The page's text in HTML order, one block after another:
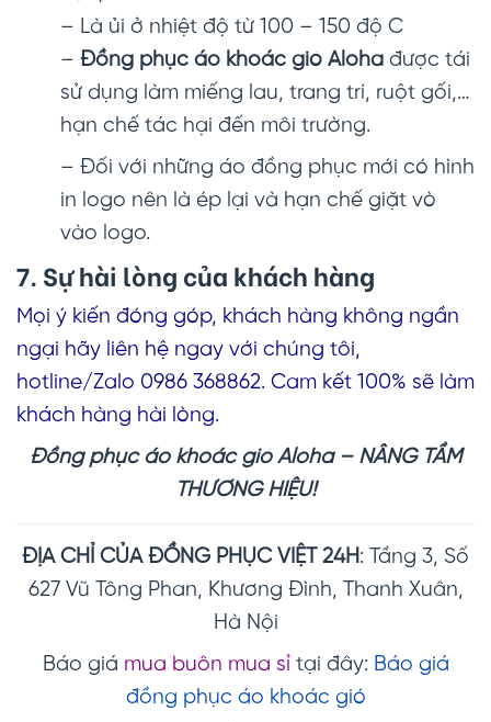
– Là ủi ở nhiệt độ từ 100 – 150 độ C
– Đồng phục áo khoác gió Aloha được tái
sử dụng làm miếng lau, trang trí, ruột gối,…
hạn chế tác hại đến môi trường.
– Đối với những áo đồng phục mới có hình
in logo nên là ép lại và hạn chế giặt vò
vào logo.
7. Sự hài lòng của khách hàng
Mọi ý kiến đóng góp, khách hàng không ngần
ngại hãy liên hệ ngay với chúng tôi,
hotline/Zalo 0986 368862. Cam kết 100% sẽ làm
khách hàng hài lòng.
Đồng phục áo khoác gió Aloha – NÂNG TẦM
THƯƠNG HIỆU!
ĐỊA CHỈ CỦA ĐỒNG PHỤC VIỆT 24H: Tầng 3, Số
627 Vũ Tông Phan, Khương Đình, Thanh Xuân,
Hà Nội
Báo giá mua buôn mua sỉ tại đây: Báo giá
đồng phục áo khoác gió